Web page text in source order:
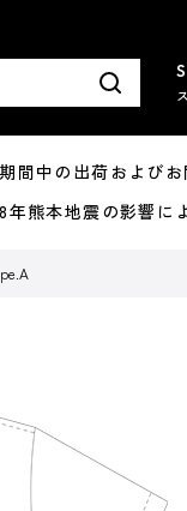
中の出荷およびお
熊本地震の影響に